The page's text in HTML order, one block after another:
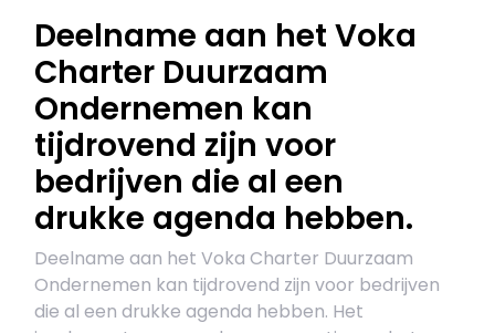
Deelname aan het Voka
Charter Duurzaam
Ondernemen kan
tijdrovend zijn voor
bedrijven die al een
drukke agenda hebben.
Deelname aan het Voka Charter Duurzaam
Ondernemen kan tijdrovend zijn voor bedrijven
die al een drukke agenda hebben. Het